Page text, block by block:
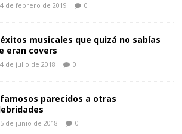
de febrero de 2019 0
musicales que quizá no sabías
eran covers
de julio de 2018 0
famosos parecidos a otras
de junio de 2018 0